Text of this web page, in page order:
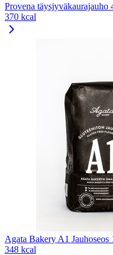
Provena täysjyväkaurajauho
370 kcal
Agata Bakery A1 Jauhoseos
348 kcal